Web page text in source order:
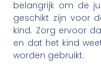
belangrijk om de
geschikt zijn voor
kind. Zorg ervoor
en dat het kind
worden gebruikt.